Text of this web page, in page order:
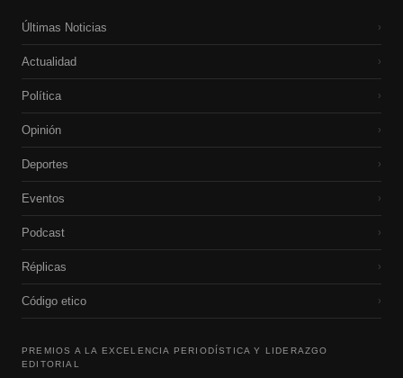
Últimas Noticias ›
Actualidad ›
Política ›
Opinión ›
Deportes ›
Eventos ›
Podcast ›
Réplicas ›
Código etico ›
PREMIOS A LA EXCELENCIA PERIODÍSTICA Y LIDERAZGO
EDITORIAL